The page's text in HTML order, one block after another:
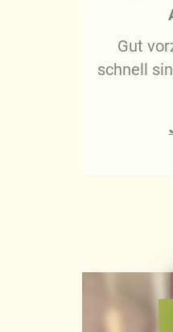
Gut
schnell